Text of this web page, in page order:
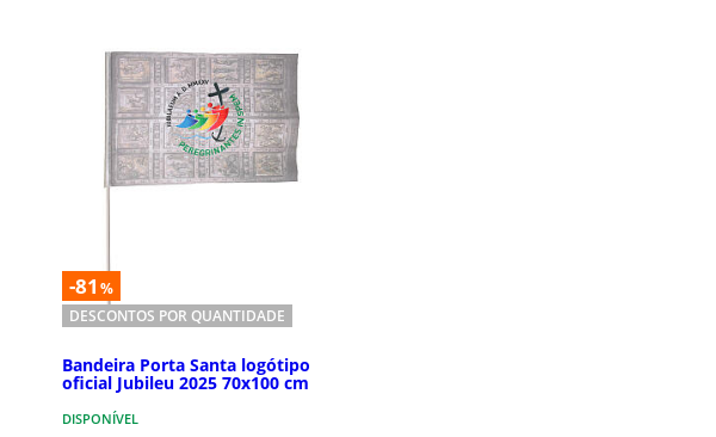
-81 %
DESCONTOS POR QUANTIDADE
Bandeira Porta Santa logótipo
oficial Jubileu 2025 70x100 cm
DISPONÍVEL